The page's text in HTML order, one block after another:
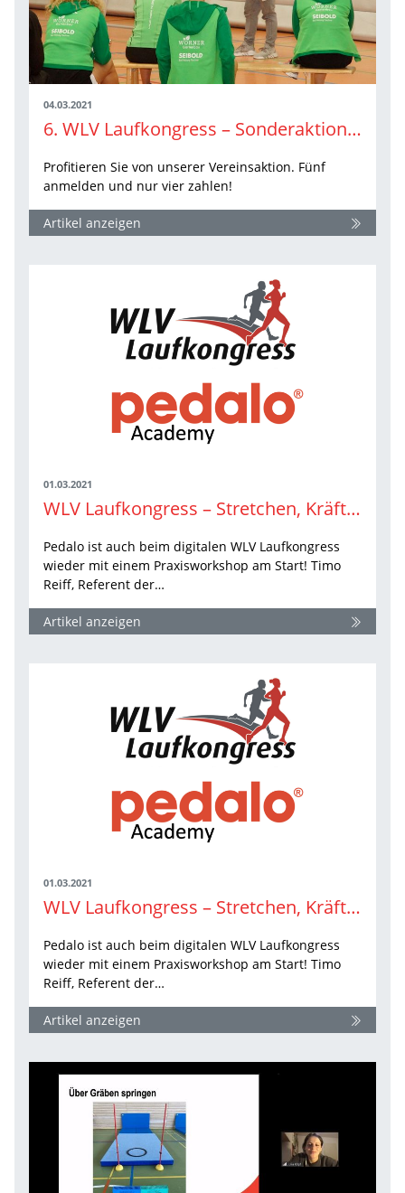
04.03.2021
6. WLV Laufkongress – Sonderaktion für Vereine
Profitieren Sie von unserer Vereinsaktion. Fünf
anmelden und nur vier zahlen!
Artikel anzeigen
01.03.2021
WLV Laufkongress – Stretchen, Kräftigen und Stabilisieren. Einfach. Klar. Umsetzbar.
Pedalo ist auch beim digitalen WLV Laufkongress
wieder mit einem Praxisworkshop am Start! Timo
Reiff, Referent der…
Artikel anzeigen
01.03.2021
WLV Laufkongress – Stretchen, Kräftigen und Stabilisieren. Einfach. Klar. Umsetzbar.
Pedalo ist auch beim digitalen WLV Laufkongress
wieder mit einem Praxisworkshop am Start! Timo
Reiff, Referent der…
Artikel anzeigen